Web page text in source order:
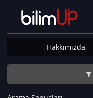
Hakkımızda